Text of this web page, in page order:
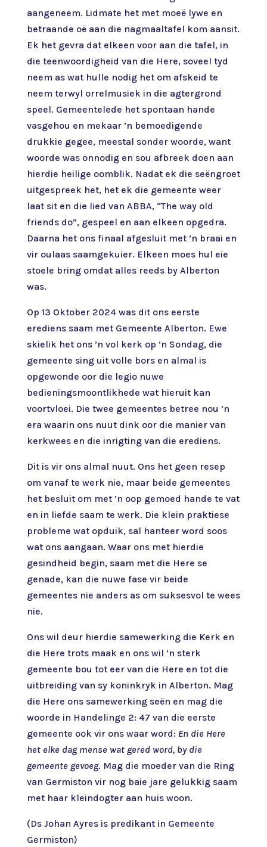
aangeneem. Lidmate het met moeë lywe en
betraande oë aan die nagmaaltafel kom aansit.
Ek het gevra dat elkeen voor aan die tafel, in
die teenwoordigheid van die Here, soveel tyd
neem as wat hulle nodig het om afskeid te
neem terwyl orrelmusiek in die agtergrond
speel. Gemeentelede het spontaan hande
vasgehou en mekaar ’n bemoedigende
drukkie gegee, meestal sonder woorde, want
woorde was onnodig en sou afbreek doen aan
hierdie heilige oomblik. Nadat ek die seëngroet
uitgespreek het, het ek die gemeente weer
laat sit en die lied van ABBA, “The way old
friends do”, gespeel en aan elkeen opgedra.
Daarna het ons finaal afgesluit met ’n braai en
vir oulaas saamgekuier. Elkeen moes hul eie
stoele bring omdat alles reeds by Alberton
was.
Op 13 Oktober 2024 was dit ons eerste
erediens saam met Gemeente Alberton. Ewe
skielik het ons ’n vol kerk op ’n Sondag, die
gemeente sing uit volle bors en almal is
opgewonde oor die legio nuwe
bedieningsmoontlikhede wat hieruit kan
voortvloei. Die twee gemeentes betree nou ’n
era waarin ons nuut dink oor die manier van
kerkwees en die inrigting van die erediens.
Dit is vir ons almal nuut. Ons het geen resep
om vanaf te werk nie, maar beide gemeentes
het besluit om met ’n oop gemoed hande te vat
en in liefde saam te werk. Die klein praktiese
probleme wat opduik, sal hanteer word soos
wat ons aangaan. Waar ons met hierdie
gesindheid begin, saam met die Here se
genade, kan die nuwe fase vir beide
gemeentes nie anders as om suksesvol te wees
nie.
Ons wil deur hierdie samewerking die Kerk en
die Here trots maak en ons wil ’n sterk
gemeente bou tot eer van die Here en tot die
uitbreiding van sy koninkryk in Alberton. Mag
die Here ons samewerking seën en mag die
woorde in Handelinge 2: 47 van die eerste
gemeente ook vir ons waar word: En die Here
het elke dag mense wat gered word, by die
gemeente gevoeg. Mag die moeder van die Ring
van Germiston vir nog baie jare gelukkig saam
met haar kleindogter aan huis woon.
(Ds Johan Ayres is predikant in Gemeente
Germiston)